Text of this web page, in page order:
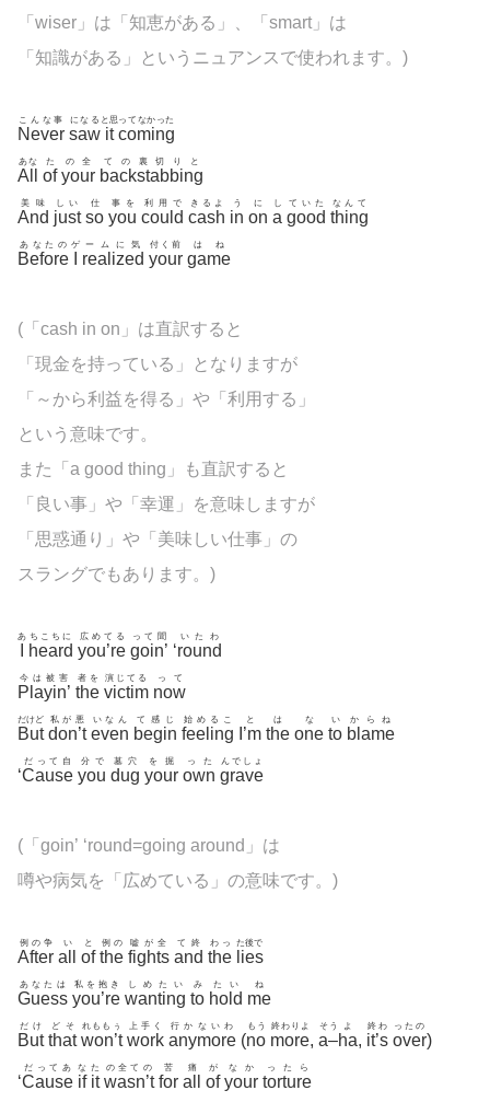
「wiser」は「知恵がある」、「smart」は
「知識がある」というニュアンスで使われます。)
Never
こんな事
saw
になる
it
と思
coming
ってなかった
All
あな
of
た
your
の全
backstabbing
ての裏切りと
And
美味
just
しい
so
仕
you
事を
could
利用で
cash
きるよ
in
う
on
に
a
し
good
ていた
thing
なんて
Before
あなたの ゲ
realized
ームに気
your
付く前
game
はね
(「cash in on」は直訳すると
「現金を持っている」となりますが
「～から利益を得る」や「利用する」
という意味です。
また「a good thing」も直訳すると
「良い事」や「幸運」を意味しますが
「思惑通り」や「美味しい仕事」の
スラングでもあります。)
あ
heard
ちこちに
you’re
広めてる
goin’
って聞
‘round
いたわ
Playin’
今は被害
the
者を
victim
演じてる
now
って
But
だけど
don’t
私が悪
even
いなん
begin
て感じ
feeling
始めるこ
I’m
と
the
は
one
な
to
い
blame
からね
‘Cause
だって自
you
分で
dug
墓穴
your
を掘
own
った
grave
んでしょ
(「goin’ ‘round=going around」は
噂や病気を「広めている」の意味です。)
After
例の争
all
い
of
と
the
例の
fights
嘘が全
and
て終
the
わっ
lies
た後で
Guess
あなたは
you’re
私を抱き
wanting
しめたい
to
み
hold
たい
me
ね
But
だけ
that
どそ
won’t
れももぅ
work
上手く
anymore
行かないわ
(no
もう
more
終わりよ
, a
そ
–
う
ha
よ
, it’s
終わ
over
ったの
)
‘Cause
だってあ
if
な
it
た
wasn’t
の全ての
for
苦
all
痛
of
が
your
なか
torture
ったら